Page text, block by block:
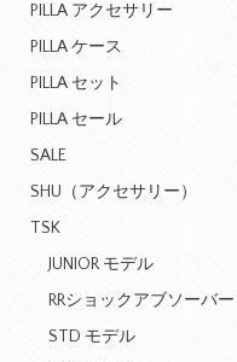
PILLA アクセサリー
PILLA ケース
PILLA セット
PILLA セール
SALE
SHU（アクセサリー）
TSK
JUNIOR モデル
RRショックアブソーバー
STD モデル